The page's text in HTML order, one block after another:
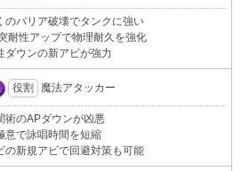
のバリア破壊でタンクに強い
耐性アップで物理耐久を強化
ダウンの新アビが強力
役割 魔法アタッカー
術のAPダウンが凶悪
意で詠唱時間を短縮
の新規アビで回避対策も可能